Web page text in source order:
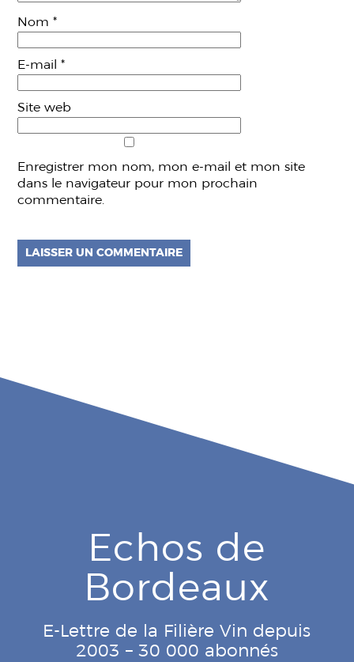
Nom*
E-mail*
Site web
Enregistrer mon nom, mon e-mail et mon site
dans le navigateur pour mon prochain
commentaire.
Echos de
Bordeaux
E-Lettre de la Filière Vin depuis
2003 – 30 000 abonnés